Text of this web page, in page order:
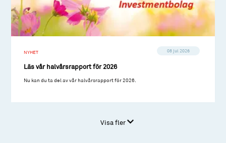
NYHET 08 jul 2026
Läs vår halvårsrapport för 2026
Nu kan du ta del av vår halvårsrapport för 2026.
Visa fler